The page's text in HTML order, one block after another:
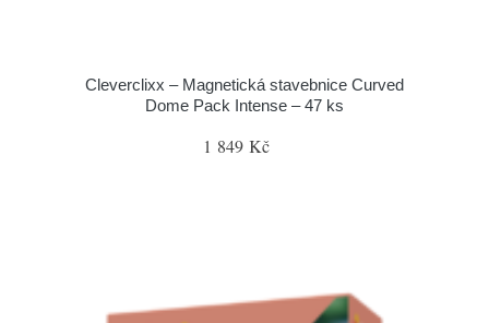
Cleverclixx – Magnetická stavebnice Curved
Dome Pack Intense – 47 ks
1 849 Kč